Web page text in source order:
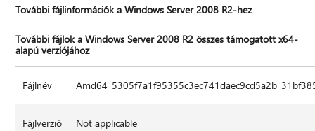
További fájlinformációk a Windows Server 2008 R2-hez
További fájlok a Windows Server 2008 R2 összes támogatott x64-
alapú verziójához
Fájlnév
Fájlverzió Not applicable